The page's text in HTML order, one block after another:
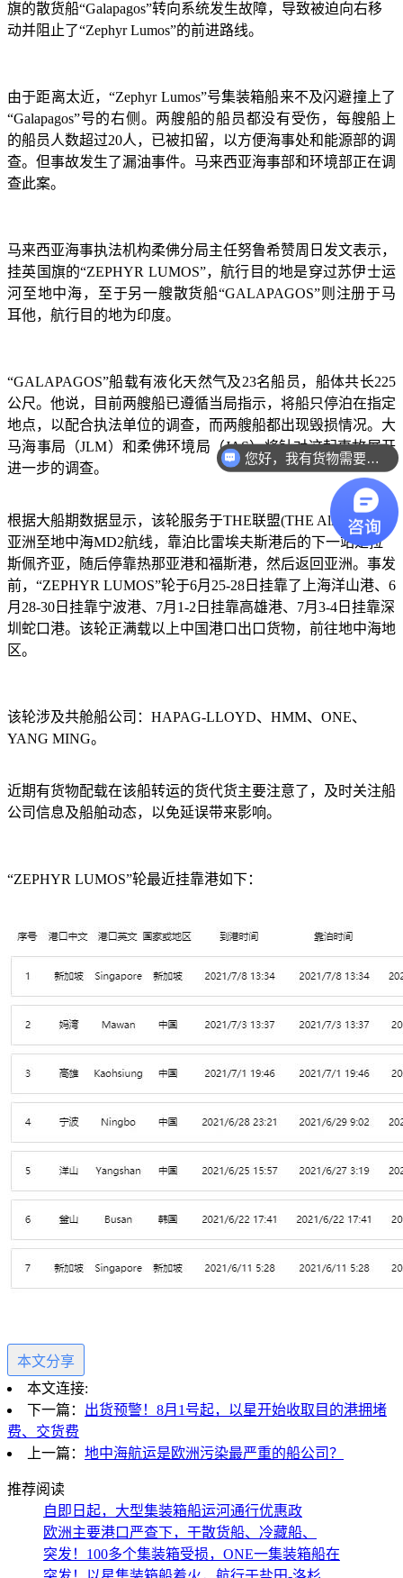
旗的散货船“Galapagos”转向系统发生故障，导致被迫向右移
动并阻止了“Zephyr Lumos”的前进路线。
由于距离太近，“Zephyr Lumos”号集装箱船来不及闪避撞上了
“Galapagos”号的右侧。两艘船的船员都没有受伤，每艘船上
的船员人数超过20人，已被扣留，以方便海事处和能源部的调
查。但事故发生了漏油事件。马来西亚海事部和环境部正在调
查此案。
马来西亚海事执法机构柔佛分局主任努鲁希赞周日发文表示，
挂英国旗的“ZEPHYR LUMOS”，航行目的地是穿过苏伊士运
河至地中海，至于另一艘散货船“GALAPAGOS”则注册于马
耳他，航行目的地为印度。
“GALAPAGOS”船载有液化天然气及23名船员，船体共长225
公尺。他说，目前两艘船已遵循当局指示，将船只停泊在指定
地点，以配合执法单位的调查，而两艘船都出现毁损情况。大
马海事局（JLM）和柔佛环境局（JAS）将针对这起事故展开
进一步的调查。
根据大船期数据显示，该轮服务于THE联盟(THE Alliance)的
亚洲至地中海MD2航线，靠泊比雷埃夫斯港后的下一站是拉
斯佩齐亚，随后停靠热那亚港和福斯港，然后返回亚洲。事发
前，“ZEPHYR LUMOS”轮于6月25-28日挂靠了上海洋山港、6
月28-30日挂靠宁波港、7月1-2日挂靠高雄港、7月3-4日挂靠深
圳蛇口港。该轮正满载以上中国港口出口货物，前往地中海地
区。
该轮涉及共舱船公司： HAPAG-LLOYD、HMM、ONE、
YANG MING。
近期有货物配载在该船转运的货代货主要注意了，及时关注船
公司信息及船舶动态，以免延误带来影响。
“ZEPHYR LUMOS”轮最近挂靠港如下：
本文分享
本文连接:
下一篇： 出货预警！8月1号起，以星开始收取目的港拥堵
费、交货费
上一篇： 地中海航运是欧洲污染最严重的船公司？
推荐阅读
​自即日起，大型集装箱船运河通行优惠政
欧洲主要港口严查下，干散货船、冷藏船、
突发！100多个集装箱受损，ONE一集装箱船在
您好，我有货物需要你们的产品。